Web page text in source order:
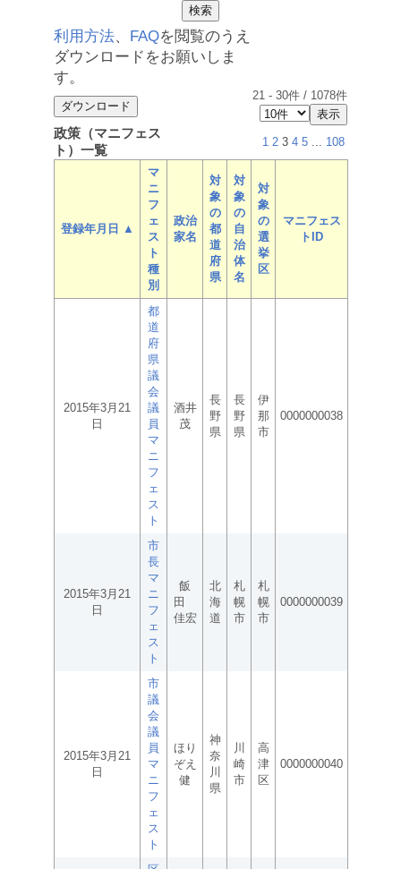
利用方法、 FAQを閲覧のうえ
ダウンロードをお願いしま
す。
21 - 30件 / 1078件
政策（マニフェス
ト）一覧
1 2 3 4 5 ... 108
登録年月日 ▲
マ
ニ
フ
ェ
ス
ト
種
別
政治
家名
対
象
の
都
道
府
県
対
象
の
自
治
体
名
対
象
の
選
挙
区
マニフェス
トID
2015年3月21
日
都
道
府
県
議
会
議
員
マ
ニ
フ
ェ
ス
ト
酒井
茂
長
野
県
長
野
県
伊
那
市
0000000038
2015年3月21
日
市
長
マ
ニ
フ
ェ
ス
ト
飯
田
佳宏
北
海
道
札
幌
市
札
幌
市
0000000039
2015年3月21
日
市
議
会
議
員
マ
ニ
フ
ェ
ス
ト
ほり
ぞえ
健
神
奈
川
県
川
崎
市
高
津
区
0000000040